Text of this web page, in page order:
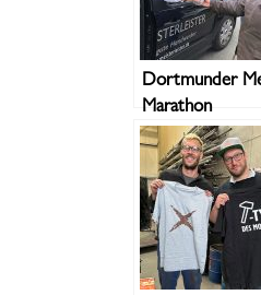
Dortmunder
Marathon